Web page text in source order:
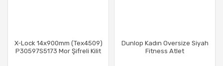
X-Lock 14x900mm (Tex4509)
P30597S5173 Mor Şifreli Kilit
Dunlop Kadın Oversize Siyah
Fitness Atlet